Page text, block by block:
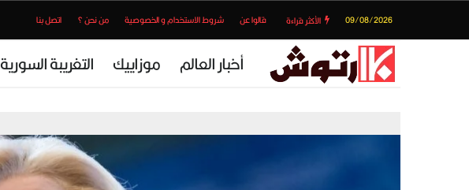
09/08/2026 الأكثر قراءة قالوا عن شروط الاستخدام و الخصوصية من نحن ؟ اتصل بنا
أخبار العالم موزاييك التغريبة السورية